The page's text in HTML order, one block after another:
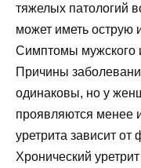
тяжелых патологий
может иметь острую
Симптомы мужского
Причины
одинаковы, но у
проявляются менее
уретрита зависит
Хронический